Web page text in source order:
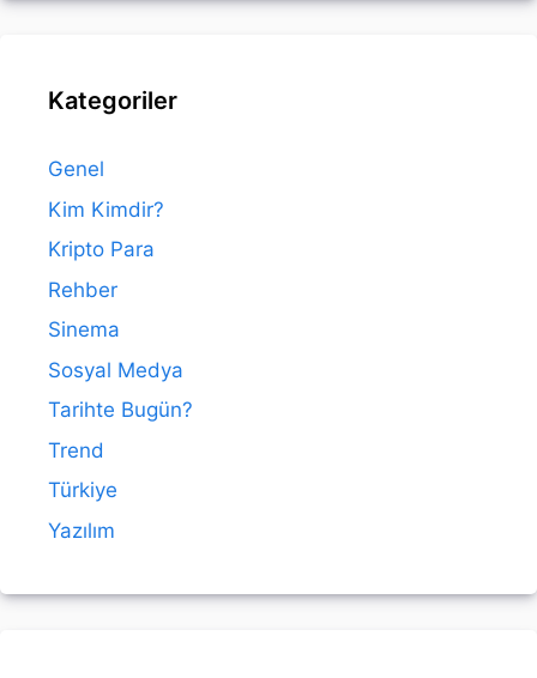
Kategoriler
Genel
Kim Kimdir?
Kripto Para
Rehber
Sinema
Sosyal Medya
Tarihte Bugün?
Trend
Türkiye
Yazılım